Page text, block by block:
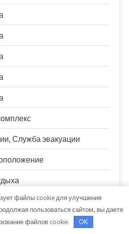
Служба эвакуации
комплекс отдыха
файлы cookie для улучшения
пользоваться сайтом, вы даете
файлов cookie.
OK